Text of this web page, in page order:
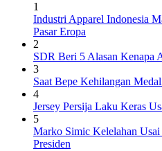
1
Industri Apparel Indonesia
Pasar Eropa
2
SDR Beri 5 Alasan Kenapa
3
Saat Bepe Kehilangan
4
Jersey Persija Laku Keras
5
Marko Simic Kelelahan Usai
Presiden